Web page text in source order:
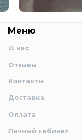
Меню
О нас
Отзывы
Контакты
Доставка
Оплата
Личный кабинет